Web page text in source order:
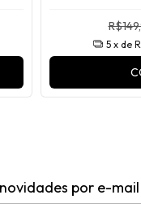
5 x de
por e-mail